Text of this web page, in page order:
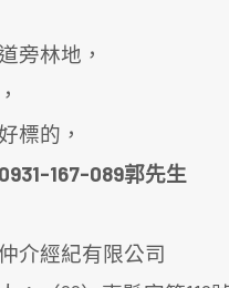
旁林地，
標的，
0931-167-089郭先生
介經紀有限公司